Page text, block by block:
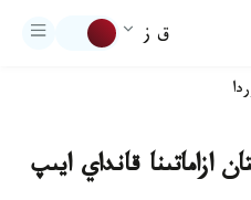
ق ز
ازاماتىنا قانداي ايىپ